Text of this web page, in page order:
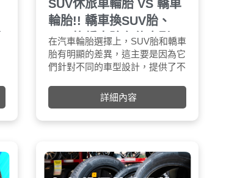
優異的濕地制動性能：透過優化輪
胎接地壓力分佈，提升在濕滑路面
出色的橫向排水性能：改良的胎面
設計有效排除橫向積水，降低濕地
行駛時的打滑風險。
升駕駛舒適性。
極致精準的操控性能：採用Zigzag
SUV休旅車輪胎 VS 轎車
輪胎!! 轎車換SUV胎、
SUV換轎車胎有什麼影
響?
在汽車輪胎選擇上，SUV胎和轎車
胎有明顯的差異，這主要是因為它
們針對不同的車型設計，提供了不
SUV胎或SUV換裝轎車胎，可能
會對車輛的行駛表現、安全性及其
抓地力和抗磨
和高速行駛的
性能側重
詳細內容